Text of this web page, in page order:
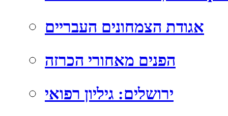
אגודת הצמחונים העבריים
הפנים מאחורי הכרזה
ירושלים: גיליון רפואי